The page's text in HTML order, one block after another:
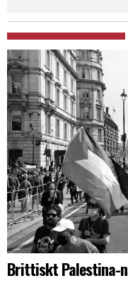
Brittiskt Palestina-